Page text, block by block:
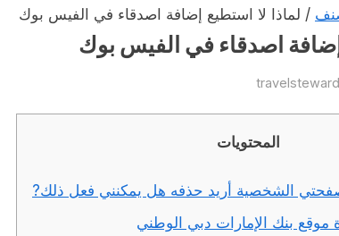
/ لماذا لا استطيع إضافة اصدقاء في الفيس بوك
إضافة اصدقاء في الفيس بوك
By
travelsteward
المحتويات
الشخصية أريد حذفه هل يمكنني فعل ذلك?
موقع بنك الإمارات دبي الوطني